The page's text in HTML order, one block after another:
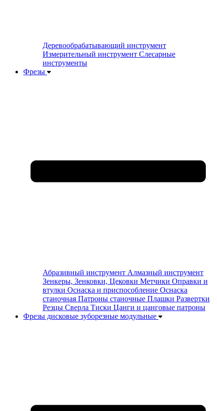
Деревообрабатывающий инструмент
Измерительный инструмент Слесарные
инструменты
Фрезы
Абразивный инструмент Алмазный инструмент
Зенкеры, Зенковки, Цековки Метчики Оправки и
втулки Оснаска и приспособление Оснаска
станочная Патроны станочные Плашки Развертки
Резцы Сверла Тиски Цанги и цанговые патроны
Фрезы дисковые зуборезные модульные